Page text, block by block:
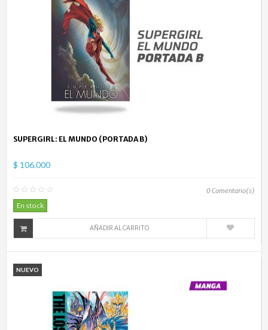
SUPERGIRL: EL MUNDO (PORTADA B)
$ 106.000
0Comentario(s)
En stock
AÑADIR AL CARRITO
NUEVO